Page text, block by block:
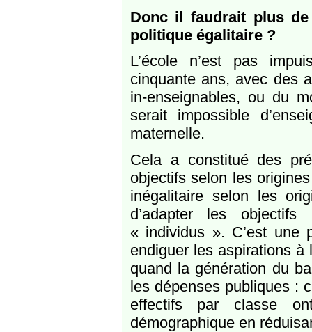
Donc il faudrait plus
politique égalitaire ?
L’école n’est pas
cinquante ans, avec des
in-enseignables, ou du
serait impossible
maternelle.
Cela a constitué des
objectifs selon les
inégalitaire selon les
d’adapter les objectifs
« individus ». C’est une
endiguer les aspirations à
quand la génération du
les dépenses publiques :
effectifs par classe
démographique en